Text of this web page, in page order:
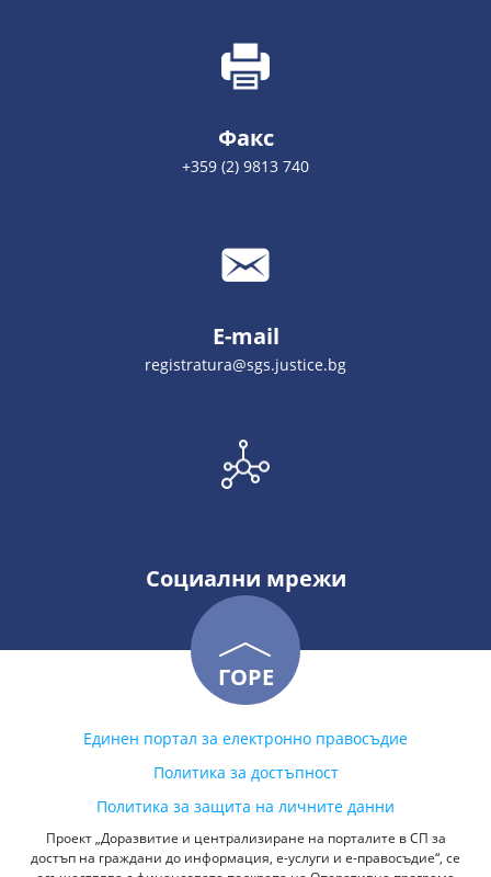
Факс
+359 (2) 9813 740
E-mail
registratura@sgs.justice.bg
Социални мрежи
ГОРЕ
Единен портал за електронно правосъдие
Политика за достъпност
Политика за защита на личните данни
Проект „Доразвитие и централизиране на порталите в СП за
достъп на граждани до информация, е-услуги и е-правосъдие“, се